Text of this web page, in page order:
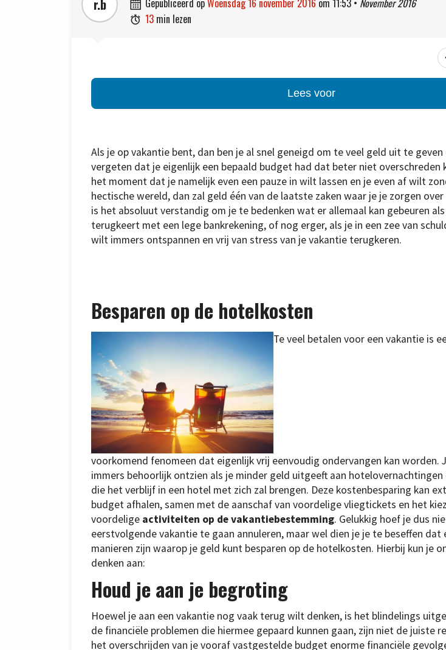
r.b  gepubliceerd op woensdag 16 november 2016 om 11:53 • November 2016
 13 min lezen
Lees voor
Als je op vakantie bent, dan ben je al snel geneigd om te veel geld uit te geven
vergeten dat je eigenlijk een bepaald budget had dat beter niet overschreden
het moment dat je namelijk even een pauze in wilt lassen en je even af wilt
hectische wereld, dan zal geld één van de laatste zaken waar je je zorgen
is het absoluut verstandig om je te bedenken wat er allemaal kan gebeuren
terugkeert met een lege bankrekening, of nog erger, als je in een zee van
wilt immers ontspannen en vrij van stress van je vakantie terugkeren.
Besparen op de hotelkosten
Te veel betalen voor een vakantie is
voorkomend fenomeen dat eigenlijk vrij eenvoudig ondervangen kan worden.
immers behoorlijk ontzien als je minder geld uitgeeft aan hotelovernachtingen
die het verblijf in een hotel met zich zal brengen. Deze kostenbesparing kan
budget afhalen, samen met de aanschaf van voordelige vliegtickets en het
voordelige activiteiten op de vakantiebestemming. Gelukkig hoef je dus
eerstvolgende vakantie te gaan annuleren, maar wel dien je je te beseffen dat
manieren zijn waarop je geld kunt besparen op de hotelkosten. Hierbij kun je
denken aan:
Houd je aan je begroting
Hoewel je aan een vakantie nog vaak terug wilt denken, is het blindelings
de financiële problemen die hiermee gepaard kunnen gaan, zijn niet de juiste
het overschrijden van je vooraf vastgestelde budget enorme financiële